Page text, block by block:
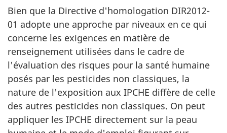
Bien que la Directive d'homologation DIR2012-
01 adopte une approche par niveaux en ce qui
concerne les exigences en matière de
renseignement utilisées dans le cadre de
l'évaluation des risques pour la santé humaine
posés par les pesticides non classiques, la
nature de l'exposition aux IPCHE diffère de celle
des autres pesticides non classiques. On peut
appliquer les IPCHE directement sur la peau